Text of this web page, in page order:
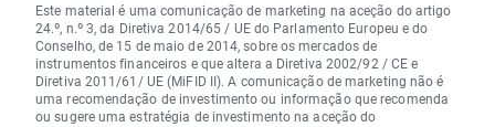
Este material é uma comunicação de marketing na aceção do artigo
24.º, n.º 3, da Diretiva 2014/65 / UE do Parlamento Europeu e do
Conselho, de 15 de maio de 2014, sobre os mercados de
instrumentos financeiros e que altera a Diretiva 2002/92 / CE e
Diretiva 2011/61/ UE (MiFID II). A comunicação de marketing não é
uma recomendação de investimento ou informação que recomenda
ou sugere uma estratégia de investimento na aceção do